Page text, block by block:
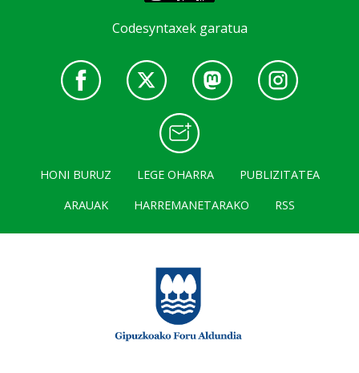
Codesyntaxek garatua
HONI BURUZ LEGE OHARRA
PUBLIZITATEA
ARAUAK
HARREMANETARAKO RSS